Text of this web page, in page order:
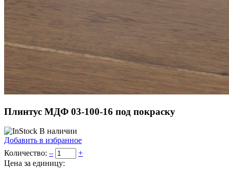
Плинтус МДФ 03-100-16 под покраску
В наличии
Добавить в избранное
Количество: –
+
Цена за единицу: